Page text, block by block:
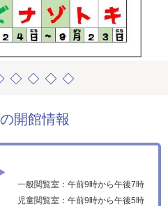
開館情報
一般閲覧室：午前9時から午後7時
児童閲覧室：午前9時から午後5時